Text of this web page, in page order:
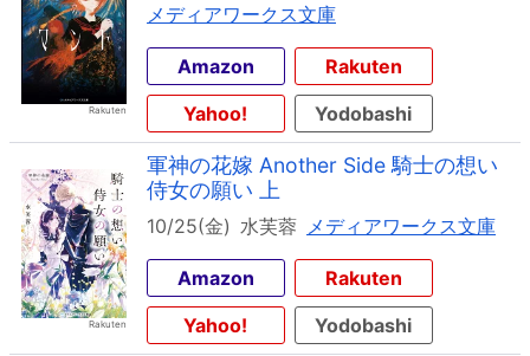
メディアワークス文庫
Amazon
Rakuten
Yahoo!
Yodobashi
軍神の花嫁 Another Side 騎士の想い
侍女の願い 上
10/25(金) 水芙蓉 メディアワークス文庫
Amazon
Rakuten
Yahoo!
Yodobashi